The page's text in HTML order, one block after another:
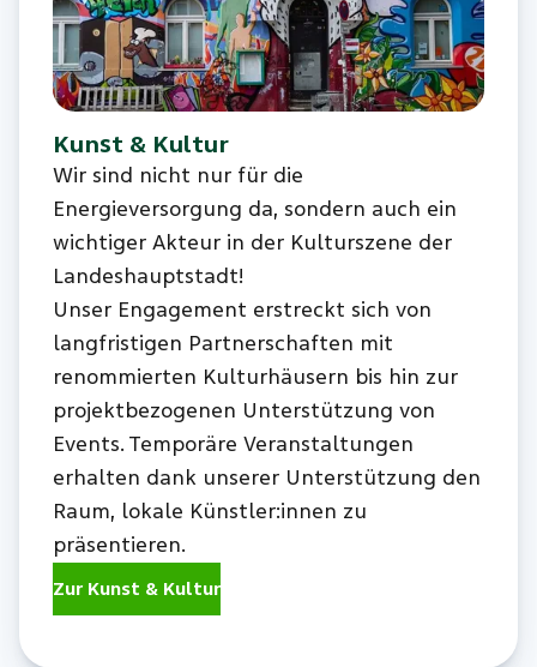
Kunst & Kultur
Wir sind nicht nur für die
Energieversorgung da, sondern auch ein
wichtiger Akteur in der Kulturszene der
Landeshauptstadt!
Unser Engagement erstreckt sich von
langfristigen Partnerschaften mit
renommierten Kulturhäusern bis hin zur
projektbezogenen Unterstützung von
Events. Temporäre Veranstaltungen
erhalten dank unserer Unterstützung den
Raum, lokale Künstler:innen zu
präsentieren.
Zur Kunst & Kultur